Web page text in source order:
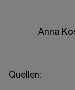
Anna
Quellen: